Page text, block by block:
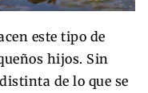
este tipo de
hijos. Sin
de lo que se